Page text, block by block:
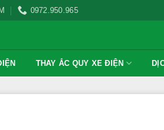
0972.950.965
THAY ẮC QUY XE ĐIỆN